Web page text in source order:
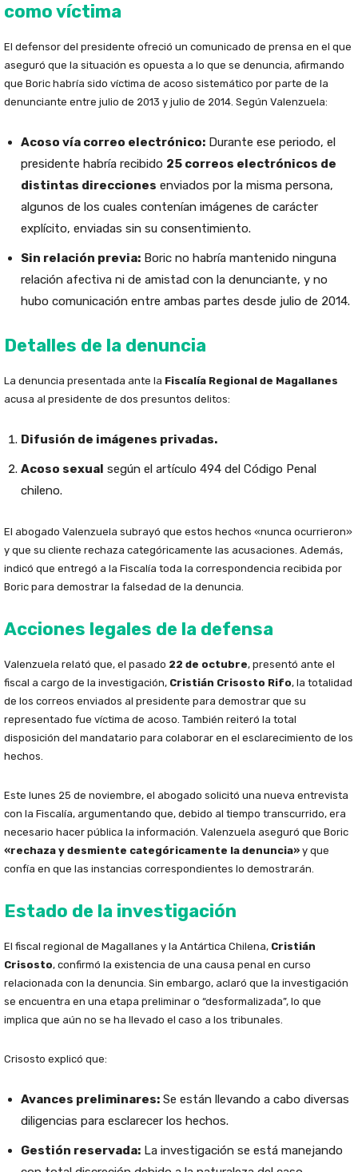
como víctima
El defensor del presidente ofreció un comunicado de prensa en el que
aseguró que la situación es opuesta a lo que se denuncia, afirmando
que Boric habría sido víctima de acoso sistemático por parte de la
denunciante entre julio de 2013 y julio de 2014. Según Valenzuela:
Acoso vía correo electrónico: Durante ese periodo, el
presidente habría recibido 25 correos electrónicos de
distintas direcciones enviados por la misma persona,
algunos de los cuales contenían imágenes de carácter
explícito, enviadas sin su consentimiento.
Sin relación previa: Boric no habría mantenido ninguna
relación afectiva ni de amistad con la denunciante, y no
hubo comunicación entre ambas partes desde julio de 2014.
Detalles de la denuncia
La denuncia presentada ante la Fiscalía Regional de Magallanes
acusa al presidente de dos presuntos delitos:
Difusión de imágenes privadas.
Acoso sexual según el artículo 494 del Código Penal
chileno.
El abogado Valenzuela subrayó que estos hechos «nunca ocurrieron»
y que su cliente rechaza categóricamente las acusaciones. Además,
indicó que entregó a la Fiscalía toda la correspondencia recibida por
Boric para demostrar la falsedad de la denuncia.
Acciones legales de la defensa
Valenzuela relató que, el pasado 22 de octubre, presentó ante el
fiscal a cargo de la investigación, Cristián Crisosto Rifo, la totalidad
de los correos enviados al presidente para demostrar que su
representado fue víctima de acoso. También reiteró la total
disposición del mandatario para colaborar en el esclarecimiento de los
hechos.
Este lunes 25 de noviembre, el abogado solicitó una nueva entrevista
con la Fiscalía, argumentando que, debido al tiempo transcurrido, era
necesario hacer pública la información. Valenzuela aseguró que Boric
«rechaza y desmiente categóricamente la denuncia» y que
confía en que las instancias correspondientes lo demostrarán.
Estado de la investigación
El fiscal regional de Magallanes y la Antártica Chilena, Cristián
Crisosto, confirmó la existencia de una causa penal en curso
relacionada con la denuncia. Sin embargo, aclaró que la investigación
se encuentra en una etapa preliminar o “desformalizada”, lo que
implica que aún no se ha llevado el caso a los tribunales.
Crisosto explicó que:
Avances preliminares: Se están llevando a cabo diversas
diligencias para esclarecer los hechos.
Gestión reservada: La investigación se está manejando